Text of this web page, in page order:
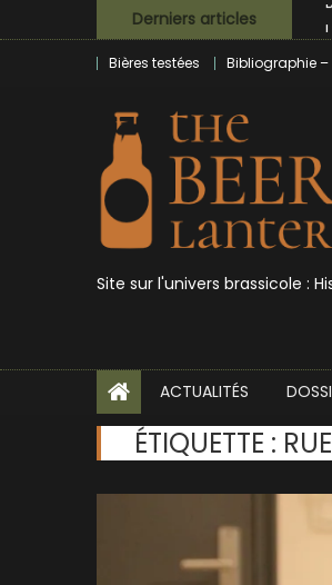
to
Derniers articles
Bières testées Bibliographie
Site sur l'univers brassicole :
ACTUALITÉS
ÉTIQUETTE :